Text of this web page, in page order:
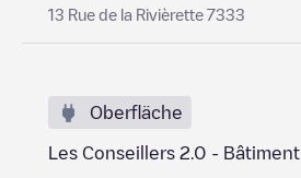
13 Rue de la Rivièrette 7333
Oberfläche
Les Conseillers 2.0 - Bâtiment